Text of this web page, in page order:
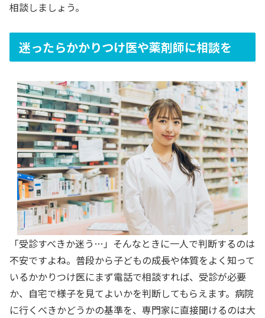
相談しましょう。
迷ったらかかりつけ医や薬剤師に相談を
「受診すべきか迷う…」そんなときに一人で判断するのは
不安ですよね。普段から子どもの成長や体質をよく知って
いるかかりつけ医にまず電話で相談すれば、受診が必要
か、自宅で様子を見てよいかを判断してもらえます。病院
に行くべきかどうかの基準を、専門家に直接聞けるのは大